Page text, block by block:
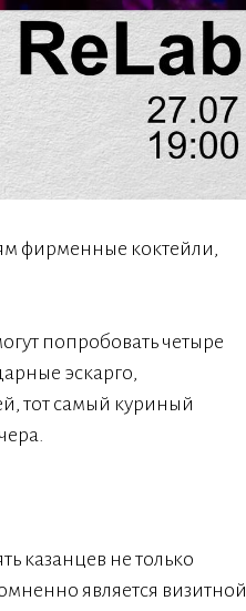
фирменные коктейли,
попробовать четыре
эскарго,
тот самый куриный
казанцев не только
является визитной